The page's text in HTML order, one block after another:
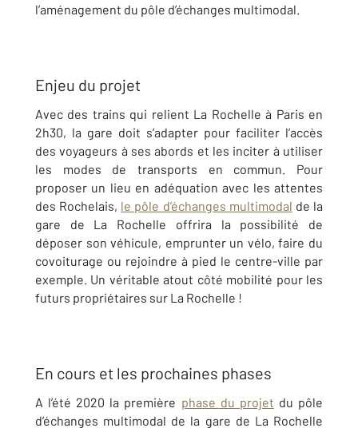
l’aménagement du pôle d’échanges multimodal.
Enjeu du projet
Avec des trains qui relient La Rochelle à Paris en
2h30, la gare doit s’adapter pour faciliter l’accès
des voyageurs à ses abords et les inciter à utiliser
les modes de transports en commun. Pour
proposer un lieu en adéquation avec les attentes
des Rochelais, le pôle d’échanges multimodal de la
gare de La Rochelle offrira la possibilité de
déposer son véhicule, emprunter un vélo, faire du
covoiturage ou rejoindre à pied le centre-ville par
exemple. Un véritable atout côté mobilité pour les
futurs propriétaires sur La Rochelle !
En cours et les prochaines phases
A l’été 2020 la première phase du projet du pôle
d’échanges multimodal de la gare de La Rochelle